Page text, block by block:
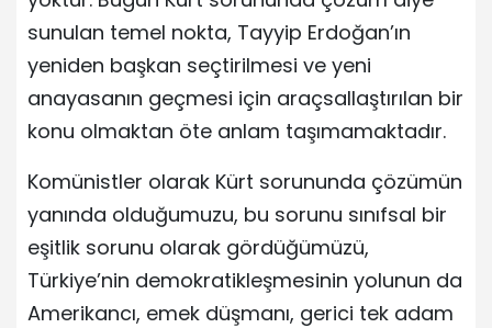
sunulan temel nokta, Tayyip Erdoğan’ın
yeniden başkan seçtirilmesi ve yeni
anayasanın geçmesi için araçsallaştırılan bir
konu olmaktan öte anlam taşımamaktadır.
Komünistler olarak Kürt sorununda çözümün
yanında olduğumuzu, bu sorunu sınıfsal bir
eşitlik sorunu olarak gördüğümüzü,
Türkiye’nin demokratikleşmesinin yolunun da
Amerikancı, emek düşmanı, gerici tek adam